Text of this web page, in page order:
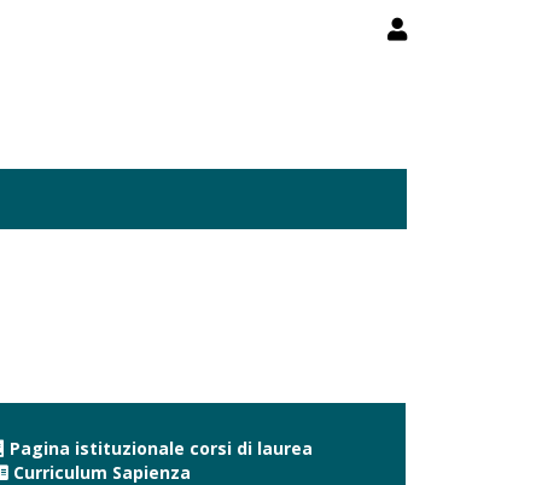
Pagina istituzionale corsi di laurea
Curriculum Sapienza